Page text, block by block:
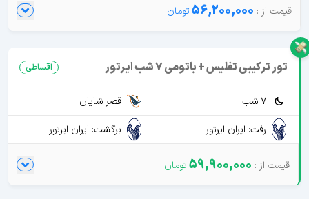
56,200,000
تور ترکیبی تفلیس + باتومی 7 شب ایرتور اقساطی
7 شب
قصر شایان
رفت: ایران ایرتور
برگشت: ایران ایرتور
59,900,000